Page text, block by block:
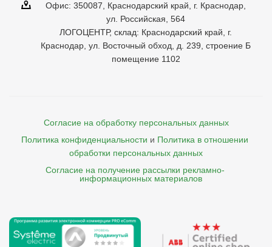
Офис: 350087, Краснодарский край, г. Краснодар,
ул. Российская, 564
ЛОГОЦЕНТР, склад: Краснодарский край, г.
Краснодар, ул. Восточный обход, д. 239, строение Б
помещение 1102
Согласие на обработку персональных данных
Политика конфиденциальности и Политика в отношении
обработки персональных данных
Согласие на получение рассылки рекламно-
    информационных материалов